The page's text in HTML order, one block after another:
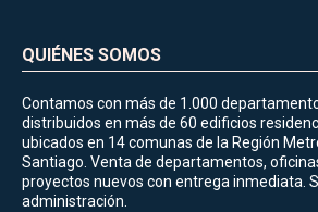
QUIÉNES SOMOS
Contamos con más de 1.000
distribuidos en más de 60 edificios
ubicados en 14 comunas de la Región
Santiago. Venta de departamentos,
proyectos nuevos con entrega inmediata.
administración.